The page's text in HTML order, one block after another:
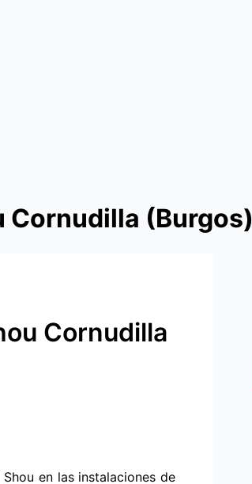
Cornudilla (Burgos)
Cornudilla
en las instalaciones de